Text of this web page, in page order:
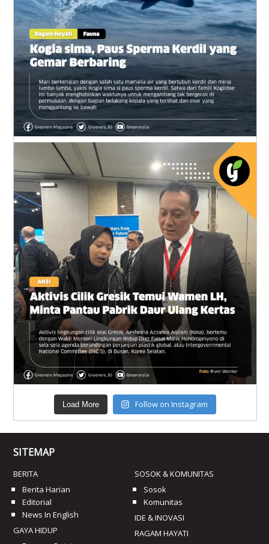
Load More Follow on Instagram
SITEMAP
BERITA
Berita Harian
Editorial
News In English
GAYA HIDUP
SOSOK & KOMUNITAS
Sosok
Komunitas
IDE & INOVASI
RAGAM HAYATI